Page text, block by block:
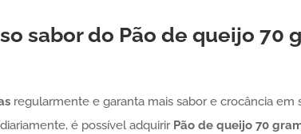
sabor do Pão de queijo 70
regularmente e garanta mais sabor e crocância em
é possível adquirir Pão de queijo 70